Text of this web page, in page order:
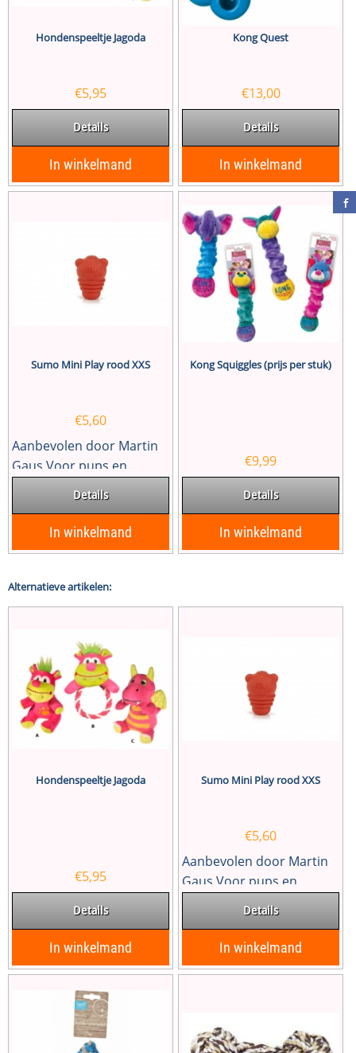
Hondenspeeltje Jagoda
€5,95
Details
In winkelmand
Kong Quest
€13,00
Details
In winkelmand
Sumo Mini Play rood XXS
€5,60
Aanbevolen door Martin
Gaus Voor pups en...
Details
In winkelmand
Kong Squiggles (prijs per stuk)
€9,99
Details
In winkelmand
Alternatieve artikelen:
Hondenspeeltje Jagoda
€5,95
Details
In winkelmand
Sumo Mini Play rood XXS
€5,60
Aanbevolen door Martin
Gaus Voor pups en...
Details
In winkelmand